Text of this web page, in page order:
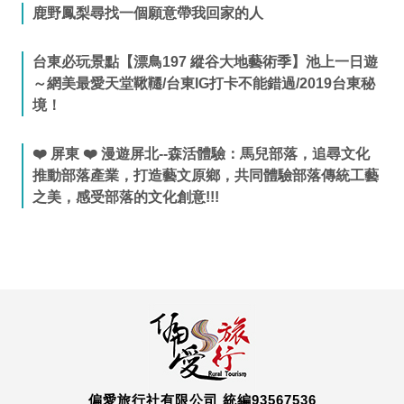
鹿野鳳梨尋找一個願意帶我回家的人
台東必玩景點【漂鳥197 縱谷大地藝術季】池上一日遊
～網美最愛天堂鞦韆/台東IG打卡不能錯過/2019台東秘
境！
❤️ 屏東 ❤️ 漫遊屏北--森活體驗：馬兒部落，追尋文化
推動部落產業，打造藝文原鄉，共同體驗部落傳統工藝
之美，感受部落的文化創意!!!
偏愛旅行社有限公司 統編93567536